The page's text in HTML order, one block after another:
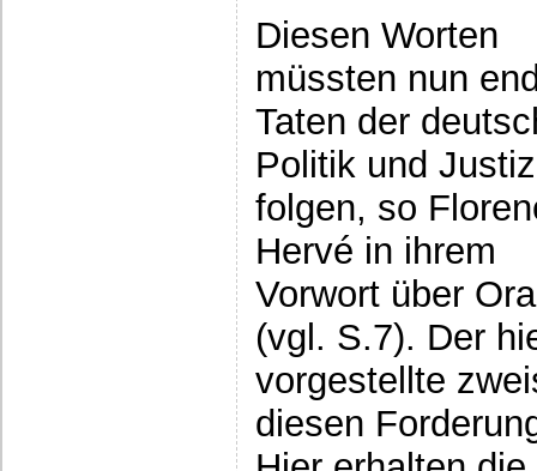
Diesen Worten
müssten nun
Taten der
Politik und Justiz
folgen, so
Hervé in ihrem
Vorwort über
(vgl. S.7). Der
vorgestellte
diesen